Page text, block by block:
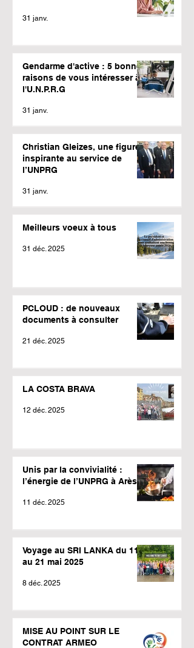
31 janv.
Gendarme d'active : 5 bonnes
raisons de vous intéresser à
l'U.N.P.R.G
31 janv.
Christian Gleizes, une figure
inspirante au service de
l’UNPRG
31 janv.
Meilleurs voeux à tous
31 déc. 2025
PCLOUD : de nouveaux
documents à consulter
21 déc. 2025
LA COSTA BRAVA
12 déc. 2025
Unis par la convivialité :
l’énergie de l’UNPRG à Arès !
11 déc. 2025
Voyage au SRI LANKA du 11
au 21 mai 2025
8 déc. 2025
MISE AU POINT SUR LE
CONTRAT ARMEO